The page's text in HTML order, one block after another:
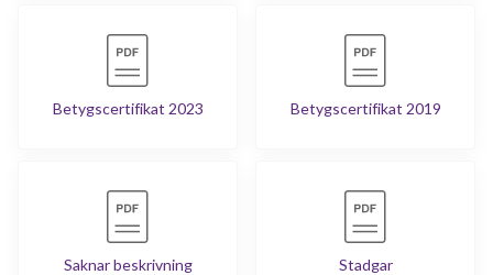
Betygscertifikat 2023 Betygscertifikat 2019
Saknar beskrivning Stadgar